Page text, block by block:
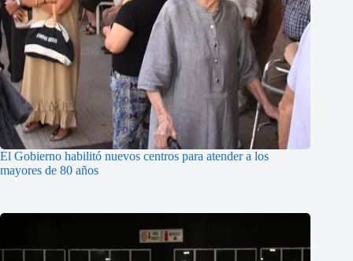
El Gobierno habilitó nuevos centros para atender a los
mayores de 80 años